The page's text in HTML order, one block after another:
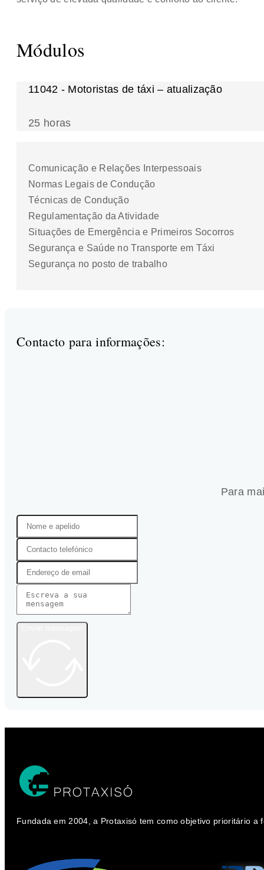
Módulos
11042 - Motoristas de táxi – atualização
25 horas
Comunicação e Relações Interpessoais
Normas Legais de Condução
Técnicas de Condução
Regulamentação da Atividade
Situações de Emergência e Primeiros Socorros
Segurança e Saúde no Transporte em Táxi
Segurança no posto de trabalho
Contacto para informações:
Para
Fundada em 2004, a Protaxisó tem como objetivo prioritário